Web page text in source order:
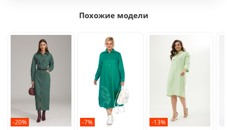
Похожие модели
-20% -7% -13%